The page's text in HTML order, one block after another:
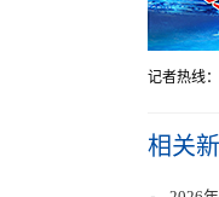
记者热线
相关